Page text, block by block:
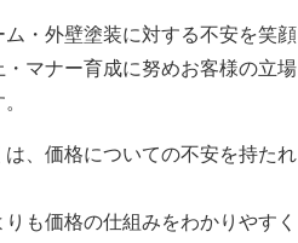
・外壁塗装に対する不安を笑顔
マナー育成に努めお客様の立場
、価格についての不安を持たれ
も価格の仕組みをわかりやすく